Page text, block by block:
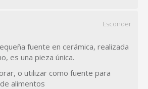
Esconder
fuente en cerámica, realizada
es una pieza única.
o utilizar como fuente para
alimentos